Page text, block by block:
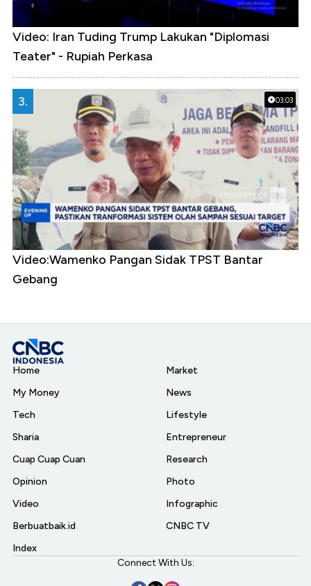
Video: Iran Tuding Trump Lakukan "Diplomasi
Teater" - Rupiah Perkasa
03:03
3.
Video:Wamenko Pangan Sidak TPST Bantar
Gebang
Home
My Money
Tech
Sharia
Cuap Cuap Cuan
Opinion
Video
Berbuatbaik.id
Index
Market
News
Lifestyle
Entrepreneur
Research
Photo
Infographic
CNBC TV
Connect With Us: